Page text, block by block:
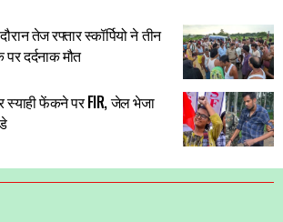
तेज रफ्तार स्कॉर्पियो ने तीन
दर्दनाक मौत
स्याही फेंकने पर FIR, जेल भेजा